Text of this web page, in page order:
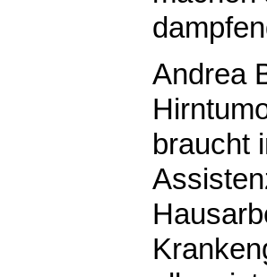
Andrea
braucht